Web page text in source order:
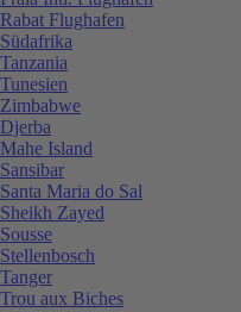
Rabat Flughafen
Südafrika
Tanzania
Tunesien
Zimbabwe
Djerba
Mahe Island
Sansibar
Santa Maria do Sal
Sheikh Zayed
Sousse
Stellenbosch
Tanger
Trou aux Biches